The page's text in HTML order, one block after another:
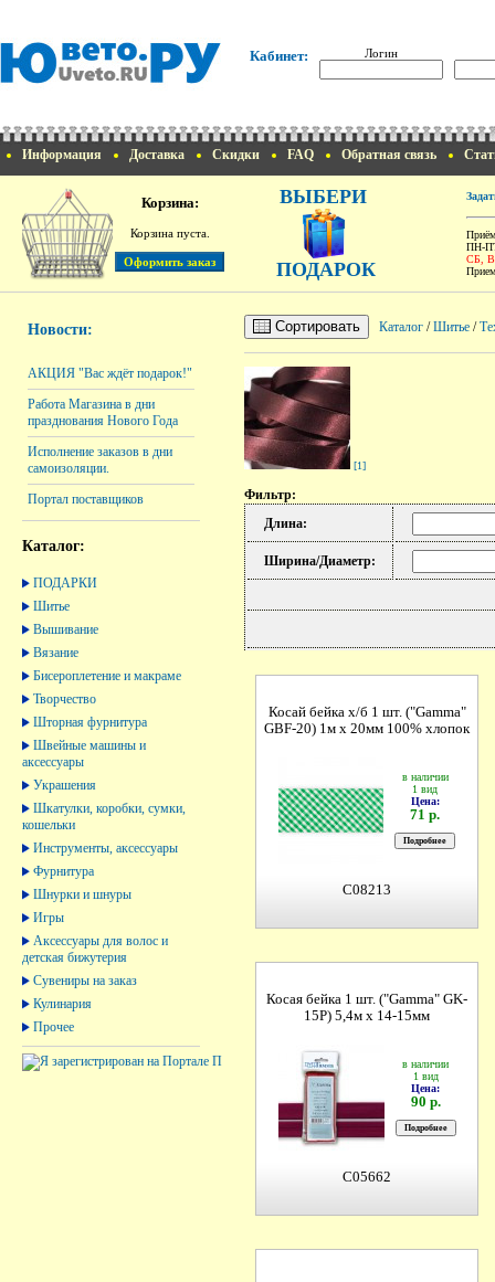
Кабинет: Логин
Информация Доставка Скидки FAQ Обратная связь
Корзина:
Корзина пуста.
ВЫБЕРИ
ПОДАРОК
ПН-
СБ,
Новости:
АКЦИЯ "Вас ждёт подарок!"
Работа Магазина в дни
празднования Нового Года
Исполнение заказов в дни
самоизоляции.
Портал поставщиков
Каталог:
ПОДАРКИ
Шитье
Вышивание
Вязание
Бисероплетение и макраме
Творчество
Шторная фурнитура
Швейные машины и
аксессуары
Украшения
Шкатулки, коробки, сумки,
кошельки
Инструменты, аксессуары
Фурнитура
Шнурки и шнуры
Игры
Аксессуары для волос и
детская бижутерия
Сувениры на заказ
Кулинария
Прочее
Сортировать Каталог /Шитье /
[1]
Фильтр:
Длина:
Ширина/Диаметр:
Косай бейка х/б 1 шт. ("Gamma"
GBF-20) 1м х 20мм 100% хлопок
в наличии
1 вид
Цена:
71 р.
C08213
Косая бейка 1 шт. ("Gamma" GK-
15P) 5,4м х 14-15мм
в наличии
1 вид
Цена:
90 р.
C05662